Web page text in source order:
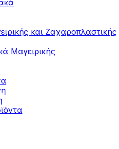
και Ζαχαροπλαστικής
Μαγειρικής